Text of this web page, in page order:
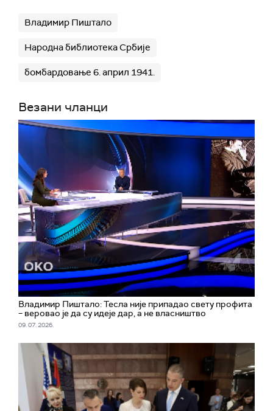
Владимир Пиштало
Народна библиотека Србије
бомбардовање 6. април 1941.
Везани чланци
Владимир Пиштало: Тесла није припадао свету профита
– веровао је да су идеје дар, а не власништво
09. 07. 2026.